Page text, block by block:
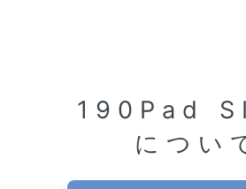
190Pad
につい